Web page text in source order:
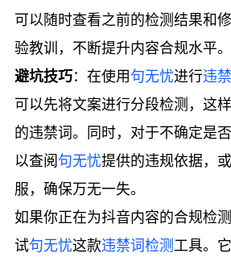
可以随时查看之前的检测结果和
验教训，不断提升内容合规水平。
避坑技巧：在使用句无忧进行违
可以先将文案进行分段检测，这
的违禁词。同时，对于不确定是
以查阅句无忧提供的违规依据，
服，确保万无一失。
如果你正在为抖音内容的合规检
试句无忧这款违禁词检测 工具。